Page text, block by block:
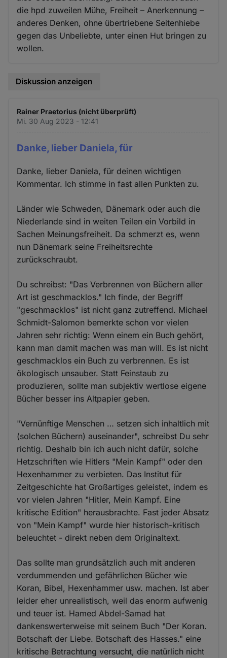
die hpd zuweilen Mühe, Freiheit – Anerkennung –
anderes Denken, ohne übertriebene Seitenhiebe
gegen das Unbeliebte, unter einen Hut bringen zu
wollen.
Diskussion anzeigen
Rainer Praetorius (nicht überprüft)
Mi. 30 Aug 2023 - 12:41
Danke, lieber Daniela, für
Danke, lieber Daniela, für deinen wichtigen
Kommentar. Ich stimme in fast allen Punkten zu.
Länder wie Schweden, Dänemark oder auch die
Niederlande sind in weiten Teilen ein Vorbild in
Sachen Meinungsfreiheit. Da schmerzt es, wenn
nun Dänemark seine Freiheitsrechte
zurückschraubt.
Du schreibst: "Das Verbrennen von Büchern aller
Art ist geschmacklos." Ich finde, der Begriff
"geschmacklos" ist nicht ganz zutreffend. Michael
Schmidt-Salomon bemerkte schon vor vielen
Jahren sehr richtig: Wenn einem ein Buch gehört,
kann man damit machen was man will. Es ist nicht
geschmacklos ein Buch zu verbrennen. Es ist
ökologisch unsauber. Statt Feinstaub zu
produzieren, sollte man subjektiv wertlose eigene
Bücher besser ins Altpapier geben.
"Vernünftige Menschen … setzen sich inhaltlich mit
(solchen Büchern) auseinander", schreibst Du sehr
richtig. Deshalb bin ich auch nicht dafür, solche
Hetzschriften wie Hitlers "Mein Kampf" oder den
Hexenhammer zu verbieten. Das Institut für
Zeitgeschichte hat Großartiges geleistet, indem es
vor vielen Jahren "Hitler, Mein Kampf. Eine
kritische Edition" herausbrachte. Fast jeder Absatz
von "Mein Kampf" wurde hier historisch-kritisch
beleuchtet - direkt neben dem Originaltext.
Das sollte man grundsätzlich auch mit anderen
verdummenden und gefährlichen Bücher wie
Koran, Bibel, Hexenhammer usw. machen. Ist aber
leider eher unrealistisch, weil das enorm aufwenig
und teuer ist. Hamed Abdel-Samad hat
dankenswerterweise mit seinem Buch "Der Koran.
Botschaft der Liebe. Botschaft des Hasses." eine
kritische Betrachtung versucht, die natürlich nicht